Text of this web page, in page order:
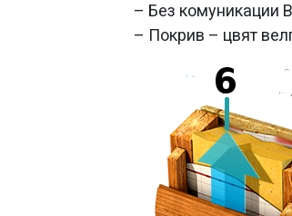
– Без комуникации
– Покрив – цвят